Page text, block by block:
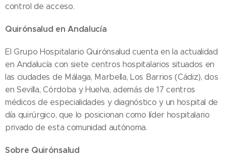
control de acceso.
Quirónsalud en Andalucía
El Grupo Hospitalario Quirónsalud cuenta en la actualidad
en Andalucía con siete centros hospitalarios situados en
las ciudades de Málaga, Marbella, Los Barrios (Cádiz), dos
en Sevilla, Córdoba y Huelva, además de 17 centros
médicos de especialidades y diagnóstico y un hospital de
día quirúrgico, que lo posicionan como líder hospitalario
privado de esta comunidad autónoma.
Sobre Quirónsalud